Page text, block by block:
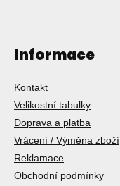
Informace
Kontakt
Velikostní tabulky
Doprava a platba
Vrácení / Výměna zboží
Reklamace
Obchodní podmínky